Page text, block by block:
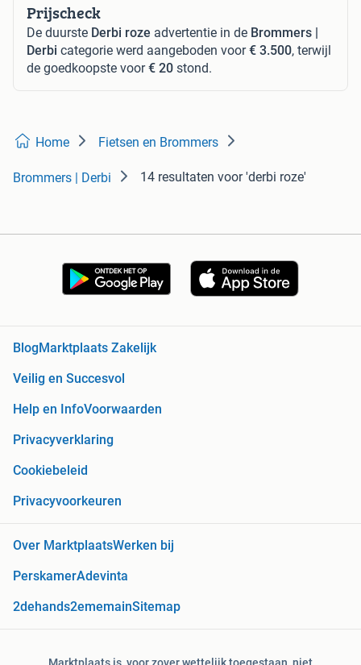
Prijscheck
De duurste Derbi roze advertentie in de Brommers |
Derbi categorie werd aangeboden voor€ 3.500, terwijl
de goedkoopste voor€ 20 stond.
Home Fietsen en Brommers
Brommers | Derbi 14 resultaten voor 'derbi roze'
Blog Marktplaats Zakelijk
Veilig en Succesvol
Help en InfoVoorwaarden
Privacyverklaring
Cookiebeleid
Privacyvoorkeuren
Over MarktplaatsWerken bij
PerskamerAdevinta
2dehands2ememainSitemap